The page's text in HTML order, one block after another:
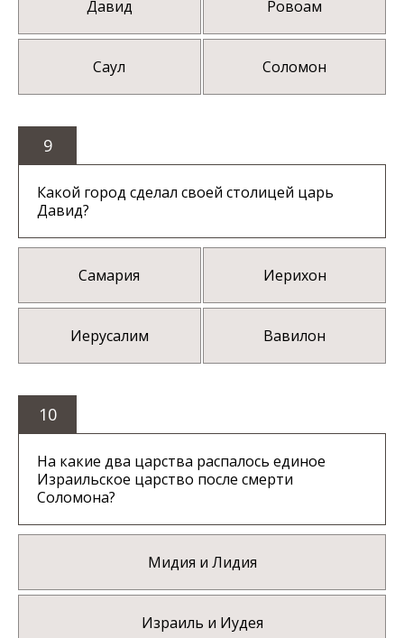
Давид Ровоам
Саул Соломон
9
Какой город сделал своей столицей царь
Давид?
Самария Иерихон
Иерусалим Вавилон
10
На какие два царства распалось единое
Израильское царство после смерти
Соломона?
Мидия и Лидия
Израиль и Иудея